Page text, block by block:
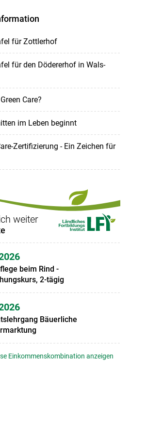
für Zottlerhof
für den Dödererhof in Wals-
Care?
im Leben beginnt
Zertifizierung - Ein Zeichen für
weiter
beim Rind -
2-tägig
Bäuerliche
Einkommenskombination anzeigen